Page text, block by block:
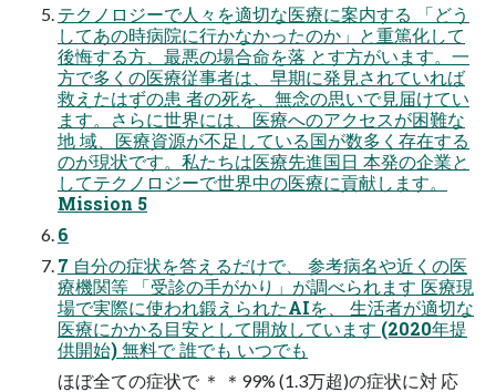
テクノロジーで人々を適切な医療に案内する 「どう
してあの時病院に行かなかったのか」と重篤化して
後悔する方、最悪の場合命を落 とす方がいます。一
方で多くの医療従事者は、早期に発見されていれば
救えたはずの患 者の死を、無念の思いで見届けてい
ます。さらに世界には、医療へのアクセスが困難な
地 域、医療資源が不足している国が数多く存在する
のが現状です。私たちは医療先進国日 本発の企業と
してテクノロジーで世界中の医療に貢献します。
Mission 5
6
7 自分の症状を答えるだけで、 参考病名や近くの医
療機関等 「受診の手がかり」が調べられます 医療現
場で実際に使われ鍛えられたAIを、 生活者が適切な
医療にかかる目安として開放しています (2020年提
供開始) 無料で 誰でも いつでも
ほぼ全ての症状で ＊ ＊99% (1.3万超)の症状に対 応